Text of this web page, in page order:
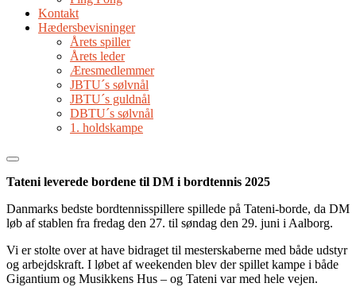
Kontakt
Hædersbevisninger
Årets spiller
Årets leder
Æresmedlemmer
JBTU´s sølvnål
JBTU´s guldnål
DBTU´s sølvnål
1. holdskampe
Tateni leverede bordene til DM i bordtennis 2025
Danmarks bedste bordtennisspillere spillede på Tateni-borde, da DM
løb af stablen fra fredag den 27. til søndag den 29. juni i Aalborg.
Vi er stolte over at have bidraget til mesterskaberne med både udstyr
og arbejdskraft. I løbet af weekenden blev der spillet kampe i både
Gigantium og Musikkens Hus – og Tateni var med hele vejen.